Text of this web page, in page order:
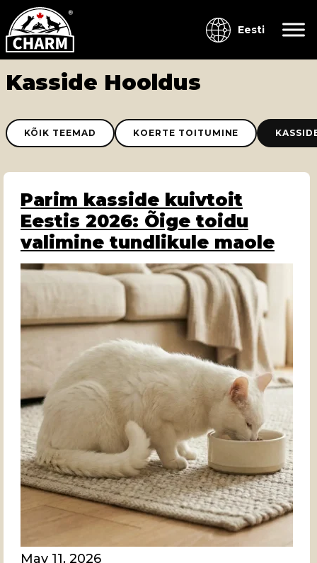
Eesti
Kasside Hooldus
KÕIK TEEMAD KOERTE TOITUMINE
Parim kasside kuivtoit
Eestis 2026: Õige toidu
valimine tundlikule maole
May 11, 2026